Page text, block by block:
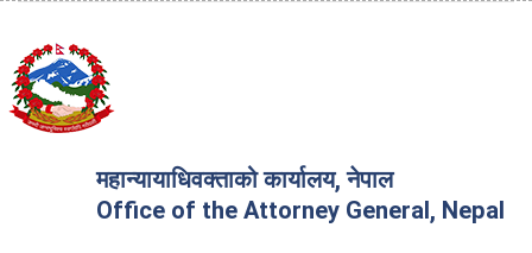
महान्यायाधिवक्ताको कार्यालय, नेपाल
Office of the Attorney General, Nepal